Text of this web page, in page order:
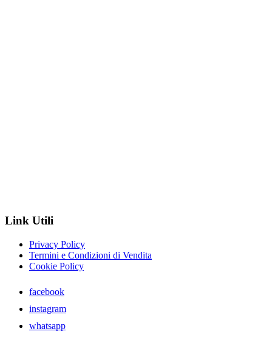
Link Utili
Privacy Policy
Termini e Condizioni di Vendita
Cookie Policy
facebook
instagram
whatsapp